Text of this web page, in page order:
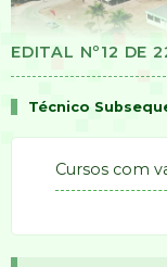
EDITAL Nº12 DE
Técnico
Cursos com